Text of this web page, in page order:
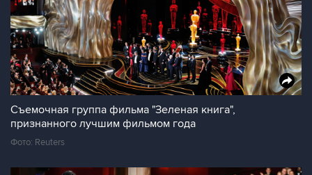
Съемочная группа фильма "Зеленая книга",
признанного лучшим фильмом года
Фото: Reuters